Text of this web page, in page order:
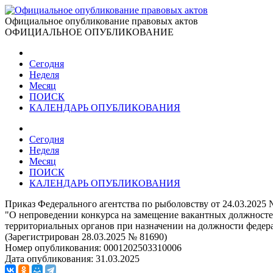
Официальное опубликование правовых актов
ОФИЦИАЛЬНОЕ ОПУБЛИКОВАНИЕ
Сегодня
Неделя
Месяц
ПОИСК
КАЛЕНДАРЬ ОПУБЛИКОВАНИЯ
Сегодня
Неделя
Месяц
ПОИСК
КАЛЕНДАРЬ ОПУБЛИКОВАНИЯ
Приказ Федерального агентства по рыболовству от 24.03.2025
"О непроведении конкурса на замещение вакантных
территориальных органов при назначении на должности
(Зарегистрирован 28.03.2025 № 81690)
Номер опубликования: 0001202503310006
Дата опубликования: 31.03.2025